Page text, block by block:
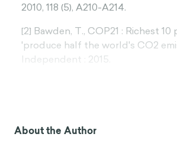
2010, 118 (5), A210-A214.
[2] Bawden, T., COP21 : Richest 10
'produce half the world's CO2
Independent : 2015.
2016.
About the Author